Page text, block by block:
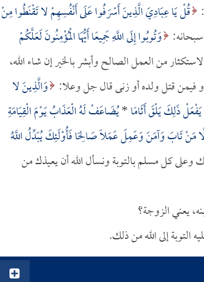
قُلْ يَا عِبَادِيَ الَّذِينَ أَسْرَفُوا عَلَى أَنْفُسِهِمْ لا تَقْنَطُوا مِنْ
وَتُوبُوا إِلَى اللَّهِ جَمِيعًا أَيُّهَا الْمُؤْمِنُونَ لَعَلَّكُمْ
والاستكثار من العمل الصالح وأبشر بالخير إن شاء الله،
قتل ولده أو زنى قال جل وعلا: وَالَّذِينَ لا
ذَلِكَ يَلْقَ أَثَامًا*يُضَاعَفْ لَهُ الْعَذَابُ يَوْمَ الْقِيَامَةِ
مَنْ تَابَ وَآمَنَ وَعَمِلَ عَمَلًا صَالِحًا فَأُوْلَئِكَ يُبَدِّلُ اللَّهُ
عليك وعلى كل مسلم بالتوبة ونسأل الله أن يعيذك من
يعني الزوجة؟
إلى الله من ذلك.